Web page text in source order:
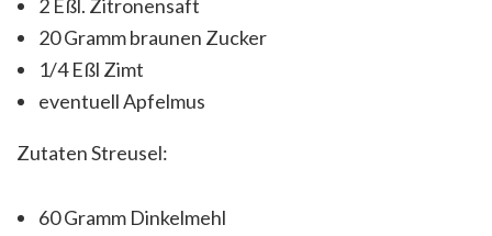
2 Eßl. Zitronensaft
20 Gramm braunen Zucker
1/4 Eßl Zimt
eventuell Apfelmus
Zutaten Streusel:
60 Gramm Dinkelmehl